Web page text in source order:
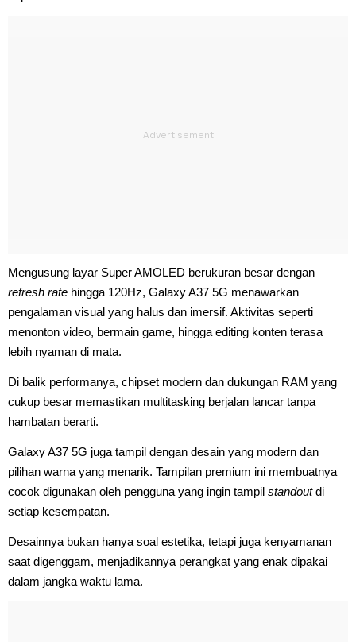
Mengusung layar Super AMOLED berukuran besar dengan
refresh rate hingga 120Hz, Galaxy A37 5G menawarkan
pengalaman visual yang halus dan imersif. Aktivitas seperti
menonton video, bermain game, hingga editing konten terasa
lebih nyaman di mata.
Di balik performanya, chipset modern dan dukungan RAM yang
cukup besar memastikan multitasking berjalan lancar tanpa
hambatan berarti.
Galaxy A37 5G juga tampil dengan desain yang modern dan
pilihan warna yang menarik. Tampilan premium ini membuatnya
cocok digunakan oleh pengguna yang ingin tampil standoutdi
setiap kesempatan.
Desainnya bukan hanya soal estetika, tetapi juga kenyamanan
saat digenggam, menjadikannya perangkat yang enak dipakai
dalam jangka waktu lama.